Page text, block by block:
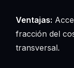
Ventajas:
fracción del
transversal.